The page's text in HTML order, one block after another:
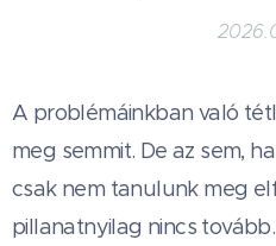
A problémáinkban való
meg semmit. De az sem,
csak nem tanulunk meg
pillanatnyilag nincs tovább.